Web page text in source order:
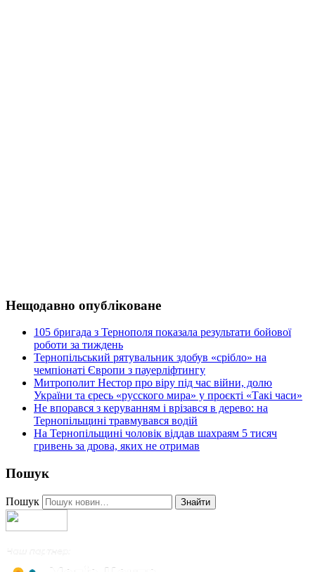
Нещодавно опубліковане
105 бригада з Тернополя показала результати бойової
роботи за тиждень
Тернопільський рятувальник здобув «срібло» на
чемпіонаті Європи з пауерліфтингу
Митрополит Нестор про віру під час війни, долю
України та єресь «русского мира» у проєкті «Такі часи»
Не впорався з керуванням і врізався в дерево: на
Тернопільщині травмувався водій
На Тернопільщині чоловік віддав шахраям 5 тисяч
гривень за дрова, яких не отримав
Пошук
Пошук Знайти